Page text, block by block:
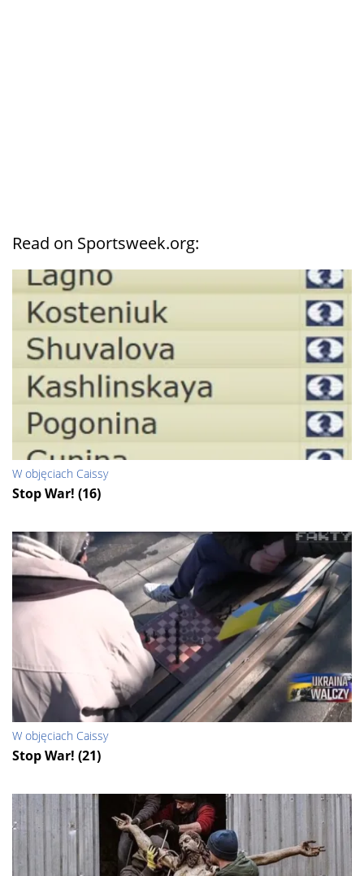
Read on Sportsweek.org:
W objęciach Caissy
Stop War! (16)
W objęciach Caissy
Stop War! (21)